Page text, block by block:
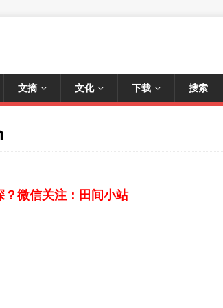
文摘 文化 下载 搜索
？微信关注：田间小站